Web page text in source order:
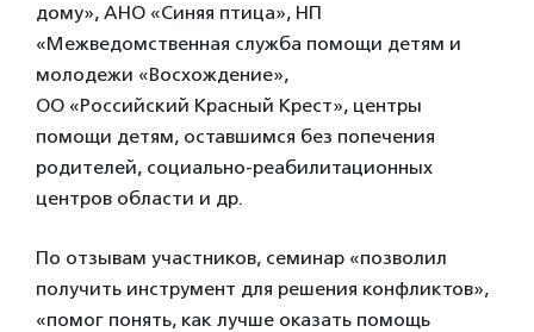
дому», АНО «Синяя птица», НП
«Межведомственная служба помощи детям и
молодежи «Восхождение»,
ОО «Российский Красный Крест», центры
помощи детям, оставшимся без попечения
родителей, социально-реабилитационных
центров области и др.
По отзывам участников, семинар «позволил
получить инструмент для решения конфликтов»,
«помог понять, как лучше оказать помощь